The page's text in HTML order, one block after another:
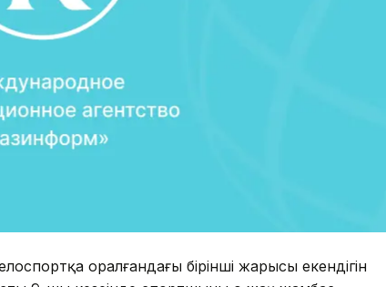
оралғандағы бірінші жарысы екендігін